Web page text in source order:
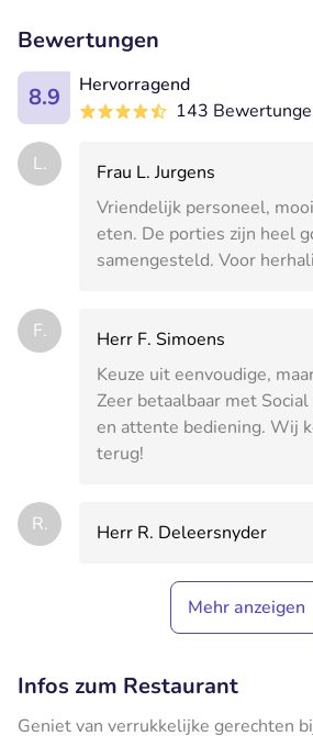
Bewertungen
8.9
Hervorragend
143
L.
Frau L. Jurgens
Vriendelijk personeel,
eten. De porties zijn heel
samengesteld. Voor
F.
Herr F. Simoens
Keuze uit eenvoudige,
Zeer betaalbaar met
en attente bediening. Wij
terug!
R. Herr R. Deleersnyder
Mehr anzeigen
Infos zum Restaurant
Geniet van verrukkelijke gerechten